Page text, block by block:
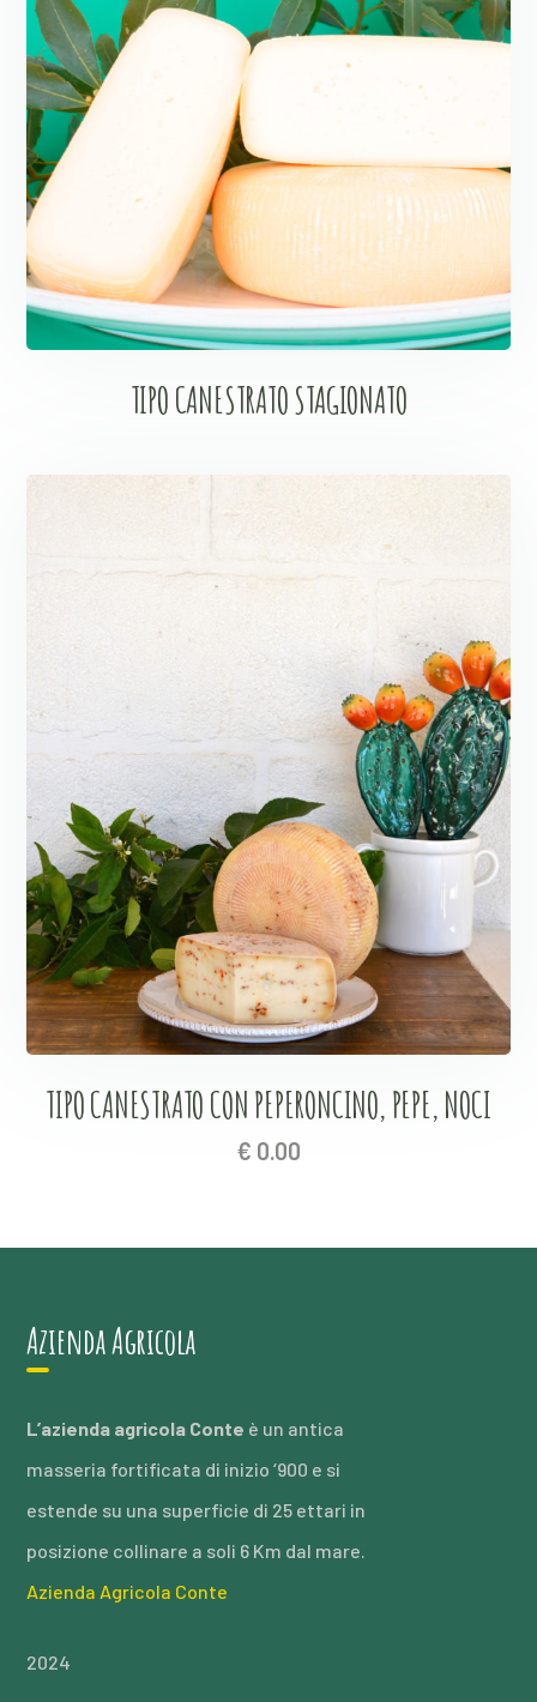
TIPO CANESTRATO STAGIONATO
TIPO CANESTRATO CON PEPERONCINO, PEPE, NOCI
€ 0.00
Azienda Agricola
L’azienda agricola Conte è un antica
masseria fortificata di inizio ‘900 e si
estende su una superficie di 25 ettari in
posizione collinare a soli 6 Km dal mare.
Azienda Agricola Conte
2024